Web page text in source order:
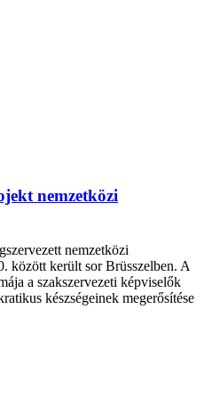
nemzetközi
nemzetközi
között került sor Brüsszelben. A
a szakszervezeti képviselők
készségeinek megerősítése